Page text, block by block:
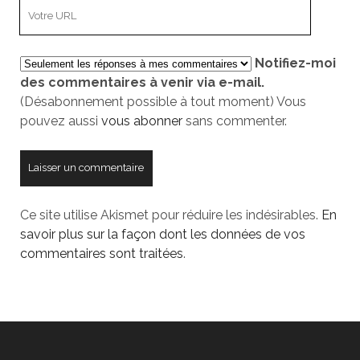
mail
votre
site
Notifiez-moi
des commentaires à venir via e-mail.
(Désabonnement possible à tout moment) Vous
pouvez aussi vous abonnersans commenter.
Ce site utilise Akismet pour réduire les indésirables. En
savoir plus sur la façon dont les données de vos
commentaires sont traitées.